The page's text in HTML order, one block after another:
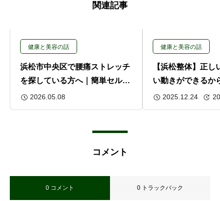
関連記事
健康と美容の話
浜松市中央区で腰痛ストレッチ
を探している方へ｜簡単セルフ
ケアを解説
2026.05.08
健康と美容の話
【浜松整体】正し
い動きができるか
姿勢・呼吸・体幹
能改善の本質
2025.12.24
コメント
0 コメント 0 トラックバック